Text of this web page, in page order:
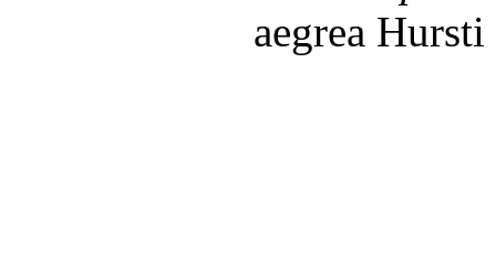
aegrea Hursti